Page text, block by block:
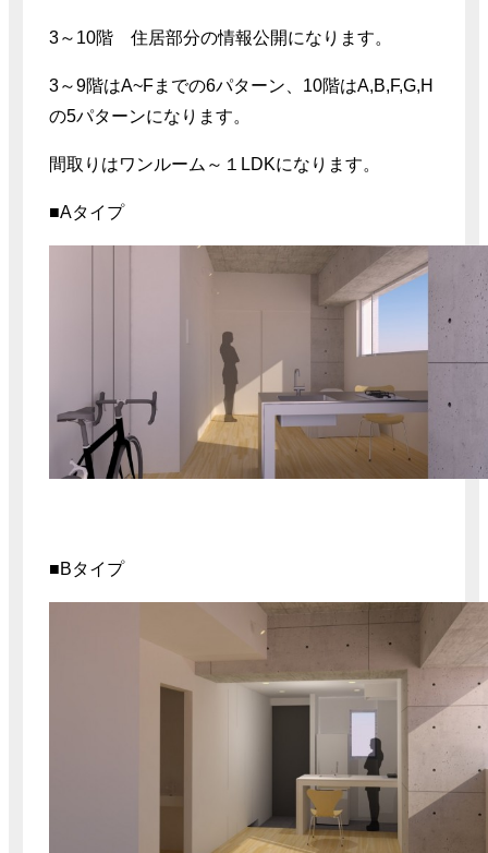
3～10階 住居部分の情報公開になります。
3～9階はA~Fまでの6パターン、10階はA,B,F,G,H
の5パターンになります。
間取りはワンルーム～１LDKになります。
■Aタイプ
■Bタイプ